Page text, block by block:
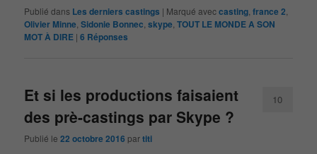
Publié dans Les derniers castings | Marqué aveccasting ,france 2
Olivier Minne ,Sidonie Bonnec ,skype ,TOUT LE MONDE A SON
MOT À DIRE |6 Réponses
Et si les productions faisaient
des prè-castings par Skype ?
Publié le22 octobre 2016 partiti
10